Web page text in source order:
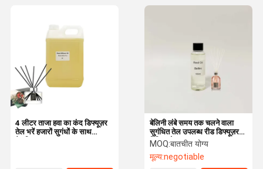
4 लीटर ताजा हवा का कंद डिफ्यूज़र
तेल भरें हजारों सुगंधों के साथ
बेलिनी लंबे समय तक चलने वाला
सुगंधित तेल उपलब्ध रीड डिफ्यूज़र
रिफिल तेल
MOQ:बातचीत योग्य
मूल्य:negotiable